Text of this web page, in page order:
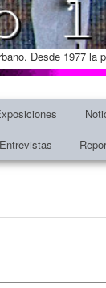
Desde 1977 la
Entrevistas